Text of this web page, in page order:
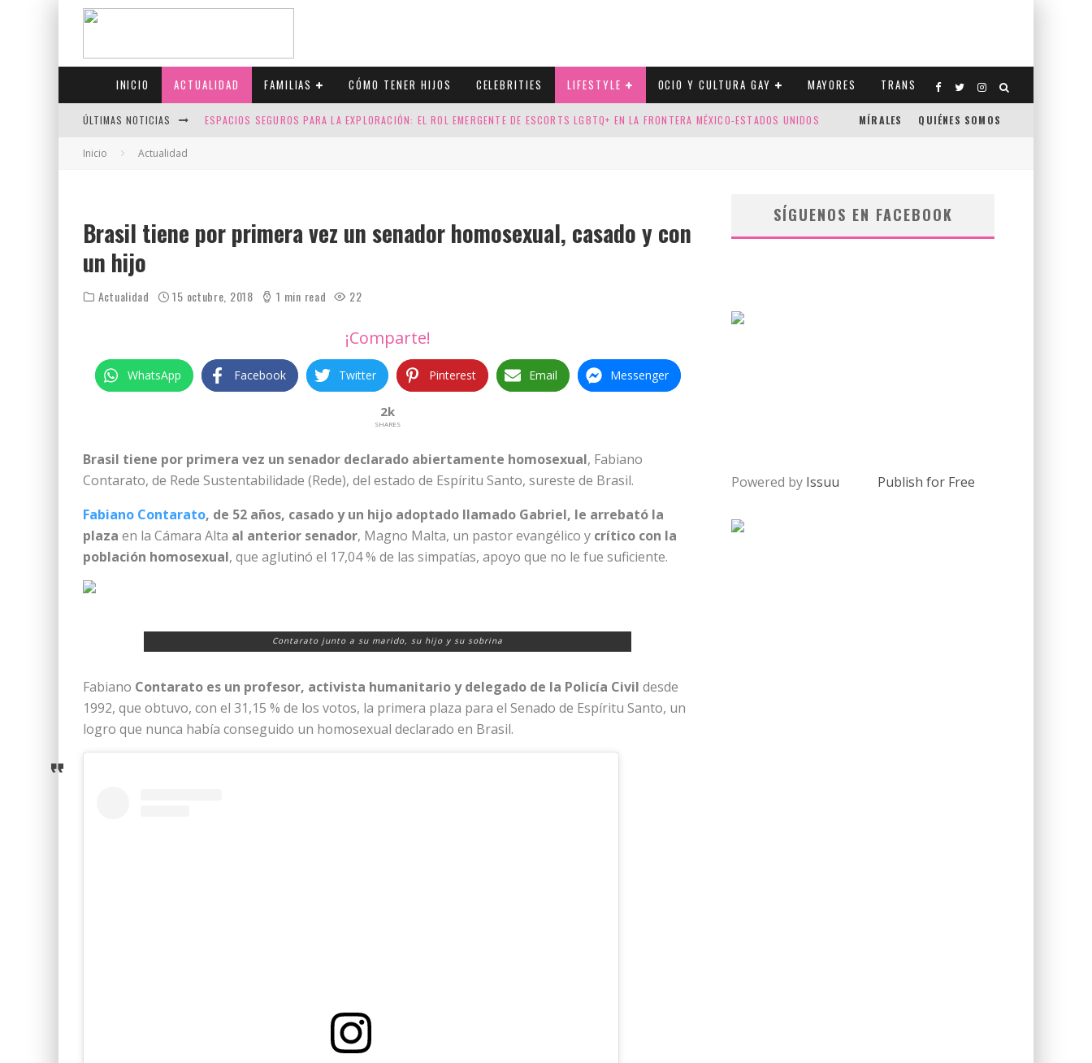
INICIO ACTUALIDAD FAMILIAS CÓMO TENER HIJOS CELEBRITIES LIFESTYLE OCIO Y CULTURA GAY MAYORES TRANS
ÚLTIMAS NOTICIAS ESPACIOS SEGUROS PARA LA EXPLORACIÓN: EL ROL EMERGENTE DE ESCORTS LGBTQ+ EN LA FRONTERA MÉXICO-ESTADOS UNIDOS MÍRALES QUIÉNES SOMOS
Inicio Actualidad
Brasil tiene por primera vez un senador homosexual, casado y con
un hijo
Actualidad 15 octubre, 2018 1 min read 22
¡Comparte!
WhatsApp Facebook Twitter Pinterest Email Messenger
2k
SHARES
Brasil tiene por primera vez un senador declarado abiertamente homosexual, Fabiano
Contarato, de Rede Sustentabilidade (Rede), del estado de Espíritu Santo, sureste de Brasil.
Fabiano Contarato, de 52 años, casado y un hijo adoptado llamado Gabriel, le arrebató la
plaza en la Cámara Alta al anterior senador, Magno Malta, un pastor evangélico y crítico con la
población homosexual, que aglutinó el 17,04 % de las simpatías, apoyo que no le fue suficiente.
Contarato junto a su marido, su hijo y su sobrina
Fabiano Contarato es un profesor, activista humanitario y delegado de la Policía Civil desde
1992, que obtuvo, con el 31,15 % de los votos, la primera plaza para el Senado de Espíritu Santo, un
logro que nunca había conseguido un homosexual declarado en Brasil.
SÍGUENOS EN FACEBOOK
Powered by Issuu Publish for Free